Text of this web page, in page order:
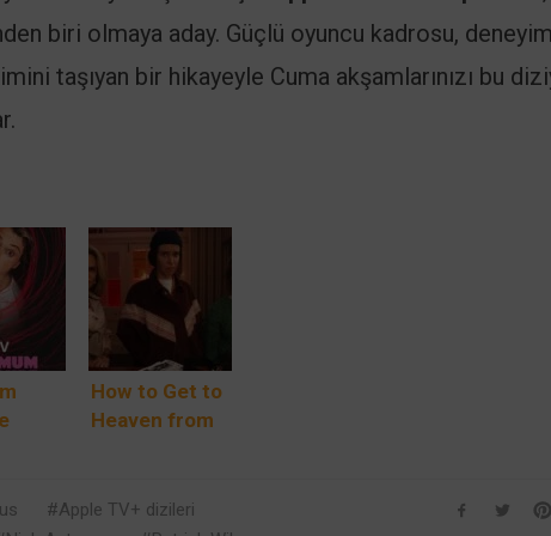
biri olmaya aday. Güçlü oyuncu kadrosu,
taşıyan bir hikayeyle Cuma akşamlarınızı bu
How to Get to
Heaven from
Yaratıcısından
Apple TV+ dizileri